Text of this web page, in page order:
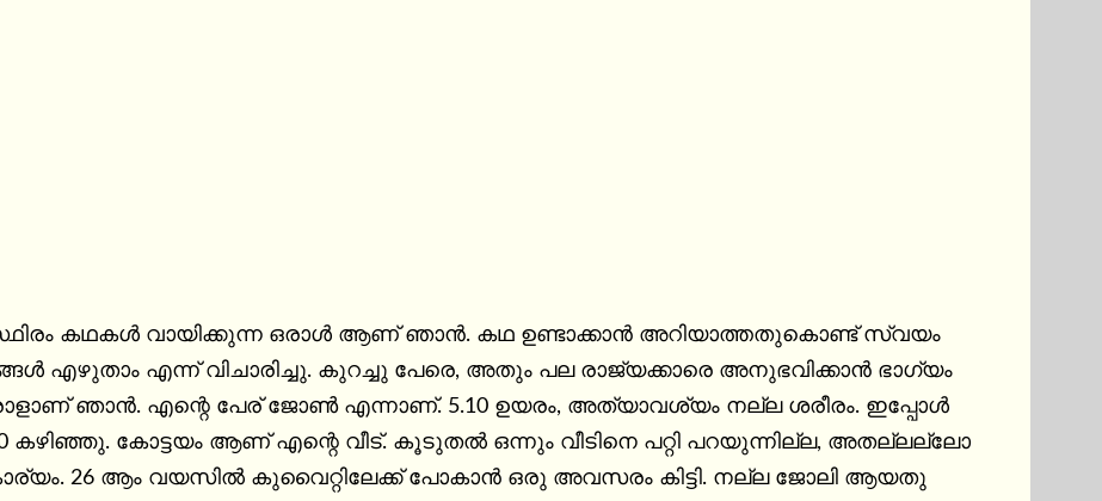
കഥകൾ വായിക്കുന്ന ഒരാൾ ആണ് ഞാൻ. കഥ ഉണ്ടാക്കാൻ അറിയാത്തതുകൊണ്ട് സ്വയം
എഴുതാം എന്ന് വിചാരിച്ചു. കുറച്ചു പേരെ, അതും പല രാജ്യക്കാരെ അനുഭവിക്കാൻ ഭാഗ്യം
ഒരാളാണ് ഞാൻ. എന്റെ പേര് ജോൺ എന്നാണ്. 5.10 ഉയരം, അത്യാവശ്യം നല്ല ശരീരം. ഇപ്പോൾ
കോട്ടയം ആണ് എന്റെ വീട്. കൂടുതൽ ഒന്നും വീടിനെ പറ്റി പറയുന്നില്ല, അതല്ലല്ലോ
26 ആം വയസിൽ കുവൈറ്റിലേക്ക് പോകാൻ ഒരു അവസരം കിട്ടി. നല്ല ജോലി ആയതു